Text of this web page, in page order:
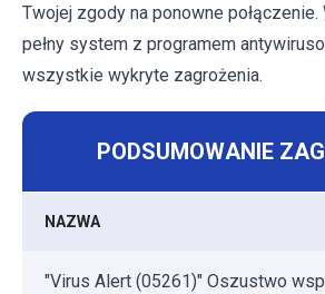
Twojej zgody na ponowne
pełny system z programem
wszystkie wykryte zagrożenia.
PODSUMOWANIE
NAZWA
"Virus Alert (05261)" Oszustwo